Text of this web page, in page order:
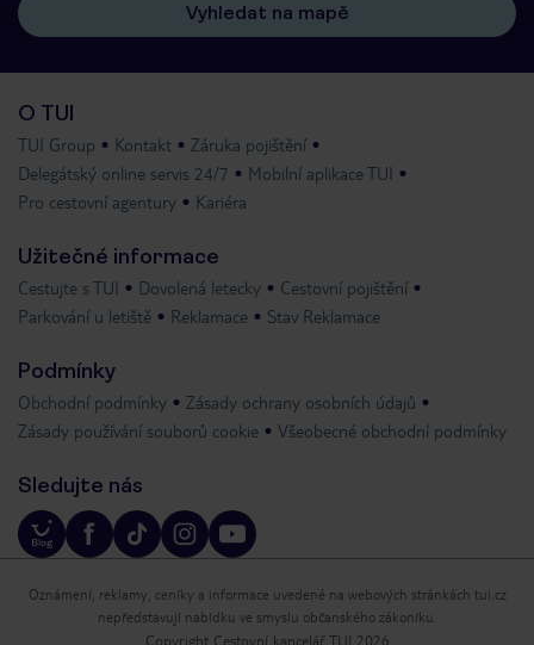
Vyhledat na mapě
O TUI
TUI Group Kontakt
Záruka pojištění
Delegátský online servis 24/7
Mobilní aplikace TUI
Pro cestovní agentury
Kariéra
Užitečné informace
Cestujte s TUI Dovolená letecky
Cestovní pojištění
Parkování u letiště
Reklamace Stav Reklamace
Podmínky
Obchodní podmínky
Zásady ochrany osobních údajů
Zásady používání souborů cookie
Všeobecné obchodní podmínky
Sledujte nás
Oznámení, reklamy, ceníky a informace uvedené na webových stránkách tui.cz
nepředstavují nabídku ve smyslu občanského zákoníku.
Copyright Cestovní kancelář TUI 2026